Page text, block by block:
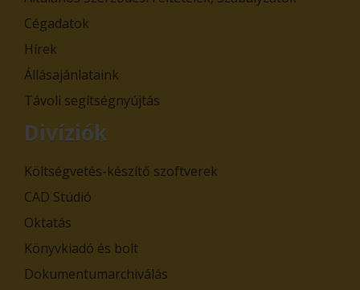
Cégadatok
Hírek
Állásajánlataink
Távoli segítségnyújtás
Divíziók
Költségvetés-készítő szoftverek
CAD Stúdió
Oktatás
Könyvkiadó és bolt
Dokumentumarchiválás